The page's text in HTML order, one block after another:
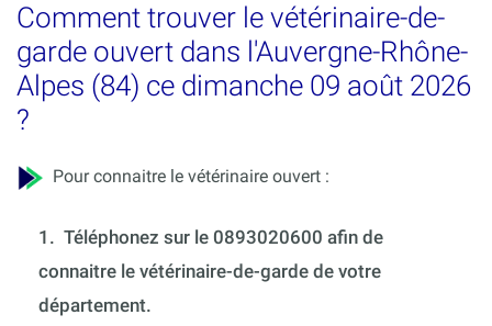
Comment trouver le vétérinaire-de-
garde ouvert dans l'Auvergne-Rhône-
Alpes (84) ce dimanche 09 août 2026
?
Pour connaitre le vétérinaire ouvert :
1. Téléphonez sur le 0893020600 afin de
connaitre le vétérinaire-de-garde de votre
département.